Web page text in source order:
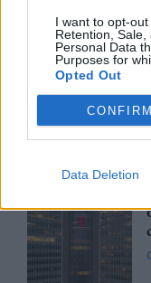
I want to opt-out
Retention,
Personal Data
Purposes for
Opted Out
CONFIRM
Data Deletion